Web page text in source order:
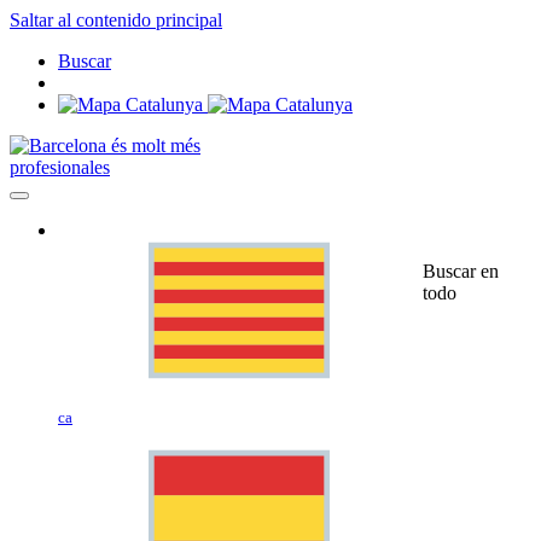
Saltar al contenido principal
Buscar
profesionales
ca
Buscar en
todo